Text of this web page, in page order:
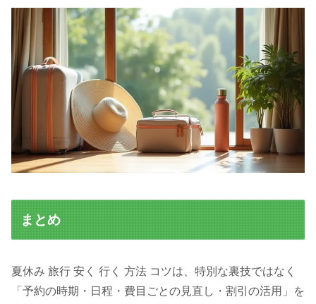
まとめ
夏休み 旅行 安く 行く 方法 コツは、特別な裏技ではなく
「予約の時期・日程・費目ごとの見直し・割引の活用」を